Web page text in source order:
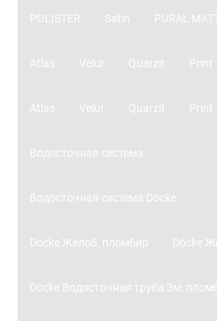
POLISTER Satin PURAL
Atlas
Atlas
Velur
Velur
Quarzit
Quarzit
Print
Print
Водосточная система
Водосточная система Döcke
Döcke Желоб, пломбир Döcke
Döcke Водосточная труба 3м,